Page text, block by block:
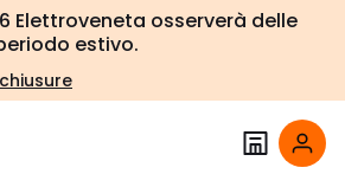
Elettroveneta osserverà delle
estivo.